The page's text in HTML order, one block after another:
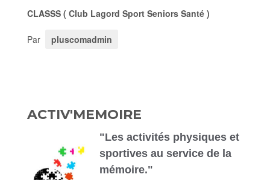
CLASSS ( Club Lagord Sport Seniors Santé )
Par pluscomadmin
ACTIV'MEMOIRE
"Les activités physiques et
sportives au service de la
mémoire."